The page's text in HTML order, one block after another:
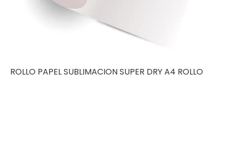
ROLLO PAPEL SUBLIMACION SUPER DRY A4 ROLLO